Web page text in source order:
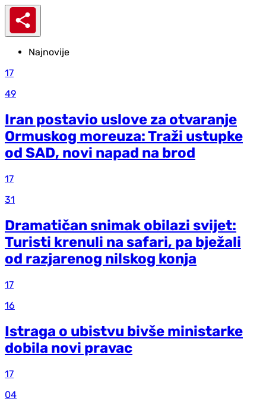
Najnovije
17
49
Iran postavio uslove za otvaranje
Ormuskog moreuza: Traži ustupke
od SAD, novi napad na brod
17
31
Dramatičan snimak obilazi svijet:
Turisti krenuli na safari, pa bježali
od razjarenog nilskog konja
17
16
Istraga o ubistvu bivše ministarke
dobila novi pravac
17
04